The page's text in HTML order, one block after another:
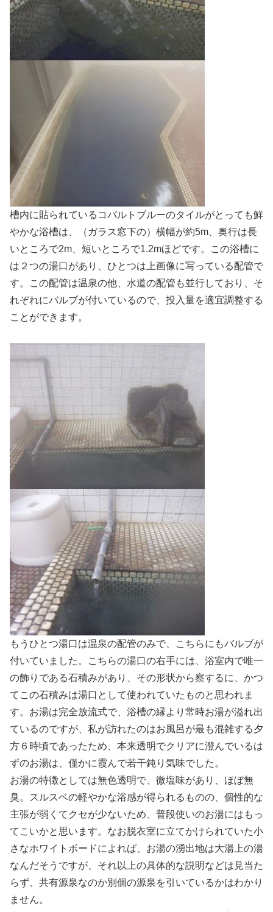
槽内に貼られているコバルトブルーのタイルがとっても鮮
やかな浴槽は、（ガラス窓下の）横幅が約5m、奥行は長
いところで2m、短いところで1.2mほどです。この浴槽に
は２つの湯口があり、ひとつは上画像に写っている配管で
す。この配管は温泉の他、水道の配管も並行しており、そ
れぞれにバルブが付いているので、投入量を適宜調整する
ことができます。
もうひとつ湯口は温泉の配管のみで、こちらにもバルブが
付いていました。こちらの湯口の右手には、浴室内で唯一
の飾りである石積みがあり、その形状から察するに、かつ
てこの石積みは湯口として使われていたものと思われま
す。お湯は完全放流式で、浴槽の縁より常時お湯が溢れ出
ているのですが、私が訪れたのはお風呂が最も混雑する夕
方６時頃であったため、本来透明でクリアに澄んでいるは
ずのお湯は、僅かに霞んで若干鈍り気味でした。
お湯の特徴としては無色透明で、微塩味があり、ほぼ無
臭。スルスベの軽やかな浴感が得られるものの、個性的な
主張が弱くてクセが少ないため、普段使いのお湯にはもっ
てこいかと思います。なお脱衣室に立てかけられていた小
さなホワイトボードによれば、お湯の湧出地は大湯上の湯
なんだそうですが、それ以上の具体的な説明などは見当た
らず、共有源泉なのか別個の源泉を引いているかはわかり
ません。